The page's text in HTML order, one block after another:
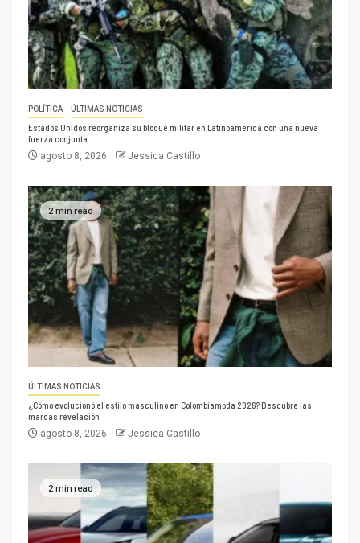
POLÍTICA ÚLTIMAS NOTICIAS
Estados Unidos reorganiza su bloque militar en Latinoamérica con una nueva
fuerza conjunta
agosto 8, 2026 Jessica Castillo
2 min read
ÚLTIMAS NOTICIAS
¿Cómo evolucionó el estilo masculino en Colombiamoda 2026? Descubre las
marcas revelación
agosto 8, 2026 Jessica Castillo
2 min read